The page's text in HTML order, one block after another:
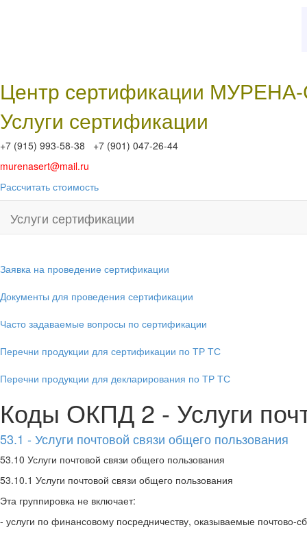
Центр сертификации
Услуги сертификации
+7 (915) 993-58-38 +7 (901) 047-26-44
murenasert@mail.ru
Рассчитать стоимость
Услуги сертификации
Заявка на проведение сертификации
Документы для проведения сертификации
Часто задаваемые вопросы по сертификации
Перечни продукции для сертификации по ТР ТС
Перечни продукции для декларирования по ТР ТС
Коды ОКПД 2 - Услуги
53.1 - Услуги почтовой связи общего пользования
53.10 Услуги почтовой связи общего пользования
53.10.1 Услуги почтовой связи общего пользования
Эта группировка не включает:
- услуги по финансовому посредничеству, оказываемые